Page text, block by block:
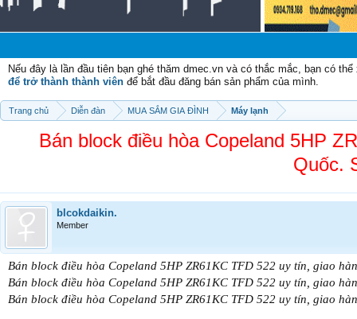
Nếu đây là lần đầu tiên bạn ghé thăm dmec.vn và có thắc mắc, bạn có
để trở thành thành viên để bắt đầu đăng bán sản phẩm của mình.
Trang chủ Diễn đàn MUA SẮM GIA ĐÌNH Máy lạnh
Bán block điều hòa Copeland 5HP
Quốc.
blcokdaikin.
Member
Bán block điều hòa Copeland 5HP ZR61KC TFD 522 uy tín, giao
Bán block điều hòa Copeland 5HP ZR61KC TFD 522 uy tín, giao
Bán block điều hòa Copeland 5HP ZR61KC TFD 522 uy tín, giao